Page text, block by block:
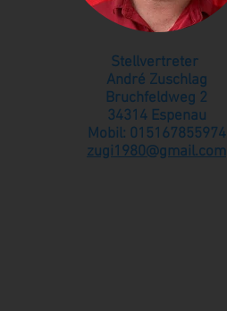
Stellvertreter
André Zuschlag
Bruchfeldweg 2
34314 Espenau
Mobil: 015167855974
zugi1980@gmail.com